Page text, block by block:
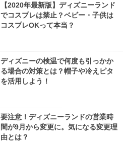
【2020年最新版】ディズニーランド
でコスプレは禁止？ベビー・子供は
コスプレOKって本当？
ディズニーの検温で何度も引っかか
る場合の対策とは？帽子や冷えピタ
を活用しよう！
要注意！ディズニーランドの営業時
間が9月から変更に。気になる変更理
由とは？